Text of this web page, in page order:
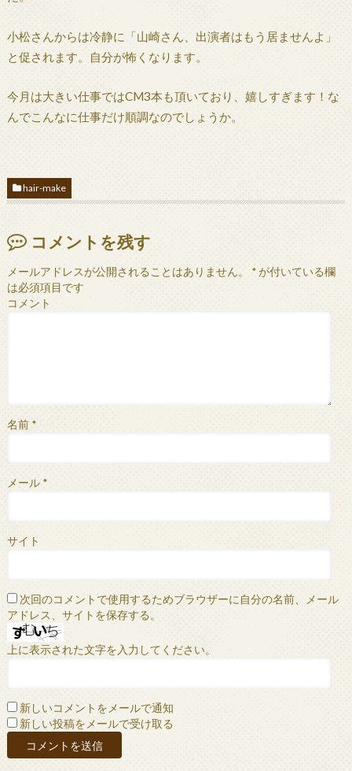
小松さんからは冷静に「山崎さん、出演者はもう居ませんよ」
と促されます。自分が怖くなります。
今月は大きい仕事ではCM3本も頂いており、嬉しすぎます！な
んでこんなに仕事だけ順調なのでしょうか。
hair-make
コメントを残す
メールアドレスが公開されることはありません。 *が付いている欄
は必須項目です
コメント
名前 *
メール *
サイト
次回のコメントで使用するためブラウザーに自分の名前、メール
アドレス、サイトを保存する。
上に表示された文字を入力してください。
新しいコメントをメールで通知
新しい投稿をメールで受け取る